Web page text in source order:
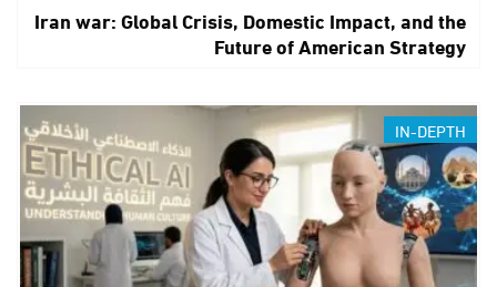
Iran war: Global Crisis, Domestic Impact, and the
Future of American Strategy
IN-DEPTH